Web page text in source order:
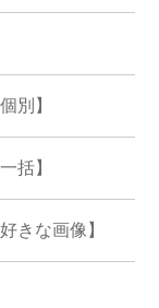
別】
括】
きな画像】